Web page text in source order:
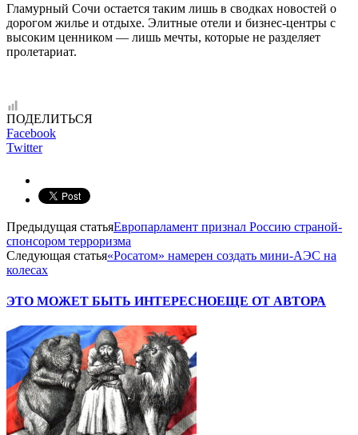
Гламурный Сочи остается таким лишь в сводках новостей о
дорогом жилье и отдыхе. Элитные отели и бизнес-центры с
высоким ценником — лишь мечты, которые не разделяет
пролетариат.
ПОДЕЛИТЬСЯ
Facebook
Twitter
Предыдущая статьяЕвропарламент признал Россию страной-
спонсором терроризма
Следующая статья«Росатом» намерен создать мини-АЭС на
колесах
ЭТО МОЖЕТ БЫТЬ ИНТЕРЕСНОЕЩЕ ОТ АВТОРА